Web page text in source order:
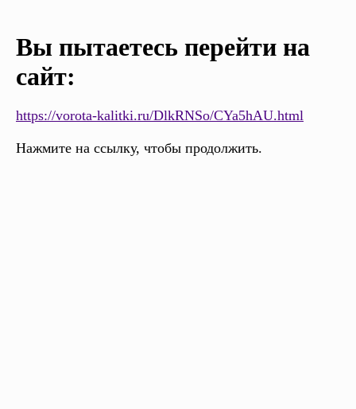
Вы пытаетесь перейти на
сайт:
https://vorota-kalitki.ru/DlkRNSo/CYa5hAU.html
Нажмите на ссылку, чтобы продолжить.